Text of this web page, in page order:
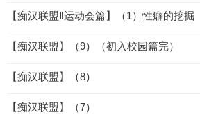
【痴汉联盟Ⅱ运动会篇】（1）性癖的挖掘
【痴汉联盟】（9）（初入校园篇完）
【痴汉联盟】（8）
【痴汉联盟】（7）